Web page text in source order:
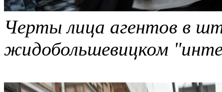
Черты лица агентов в
жидобольшевицком